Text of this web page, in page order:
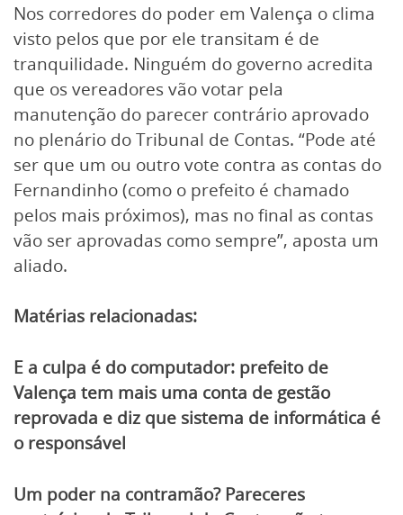
Nos corredores do poder em Valença o clima
visto pelos que por ele transitam é de
tranquilidade. Ninguém do governo acredita
que os vereadores vão votar pela
manutenção do parecer contrário aprovado
no plenário do Tribunal de Contas. “Pode até
ser que um ou outro vote contra as contas do
Fernandinho (como o prefeito é chamado
pelos mais próximos), mas no final as contas
vão ser aprovadas como sempre”, aposta um
aliado.
Matérias relacionadas:
E a culpa é do computador: prefeito de
Valença tem mais uma conta de gestão
reprovada e diz que sistema de informática é
o responsável
Um poder na contramão? Pareceres